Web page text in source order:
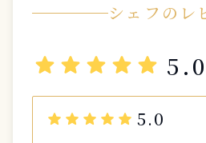
シェフのレ
star star star star star 5.0
star star star star star 5.0